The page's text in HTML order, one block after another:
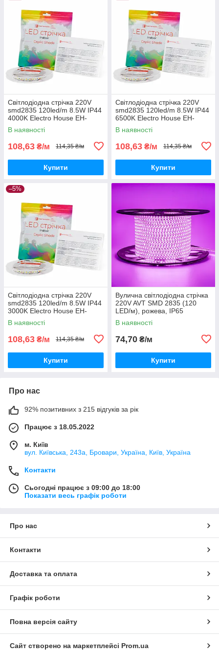
Світлодіодна стрічка 220V
smd2835 120led/m 8.5W IP44
4000K Electro House EH-
STR15SHAC
В наявності
108,63 ₴/м 114,35 ₴/м
Купити
Світлодіодна стрічка 220V
smd2835 120led/m 8.5W IP44
6500K Electro House EH-
STR16SHAC
В наявності
108,63 ₴/м 114,35 ₴/м
Купити
–5%
Світлодіодна стрічка 220V
smd2835 120led/m 8.5W IP44
3000K Electro House EH-
STR17SHAC
В наявності
108,63 ₴/м 114,35 ₴/м
Купити
Вулична світлодіодна стрічка
220V AVT SMD 2835 (120
LED/м), рожева, IP65
В наявності
74,70 ₴/м
Купити
Про нас
92% позитивних з 215 відгуків за рік
Працює з 18.05.2022
м. Київ
вул. Київська, 243а, Бровари, Україна, Київ, Україна
Контакти
Сьогодні працює з 09:00 до 18:00
Показати весь графік роботи
Про нас
Контакти
Доставка та оплата
Графік роботи
Повна версія сайту
Сайт створено на маркетплейсі Prom.ua